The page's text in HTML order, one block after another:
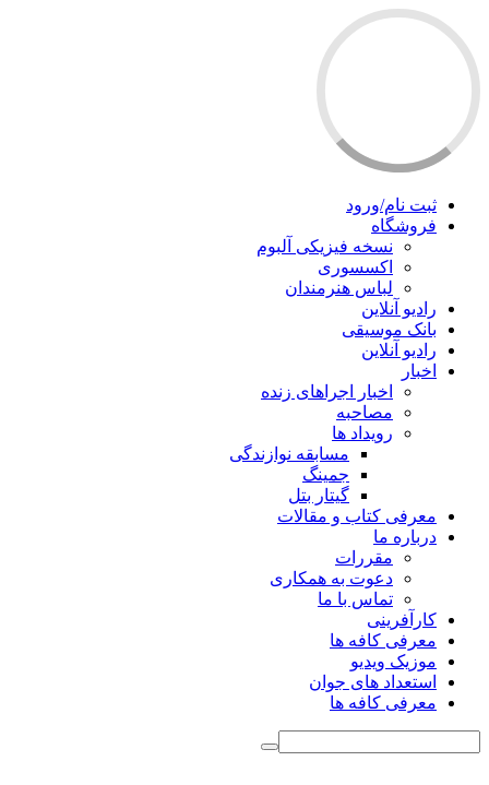
ثبت نام/ورود
فروشگاه
نسخه فیزیکی آلبوم
اکسسوری
لباس هنرمندان
رادیو آنلاین
بانک موسیقی
رادیو آنلاین
اخبار
اخبار اجراهای زنده
مصاحبه
رویداد ها
مسابقه نوازندگی
جمینگ
گیتار بتل
معرفی کتاب و مقالات
درباره ما
مقررات
دعوت به همکاری
تماس با ما
کارآفرینی
معرفی کافه ها
موزیک ویدیو
استعداد های جوان
معرفی کافه ها